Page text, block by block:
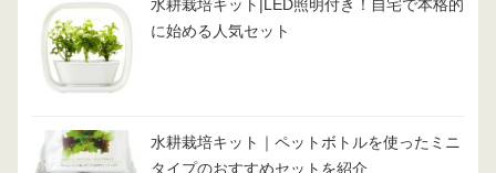
水耕栽培キット|LED照明付き！自宅で本格的
に始める人気セット
水耕栽培キット｜ペットボトルを使ったミニ
タイプのおすすめセットを紹介